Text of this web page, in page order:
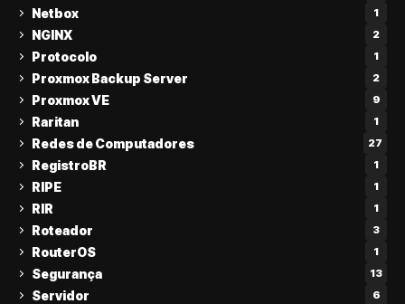
Netbox 1
NGINX 2
Protocolo 1
Proxmox Backup Server 2
Proxmox VE 9
Raritan 1
Redes de Computadores 27
RegistroBR 1
RIPE 1
RIR 1
Roteador 3
RouterOS 1
Segurança 13
Servidor 6